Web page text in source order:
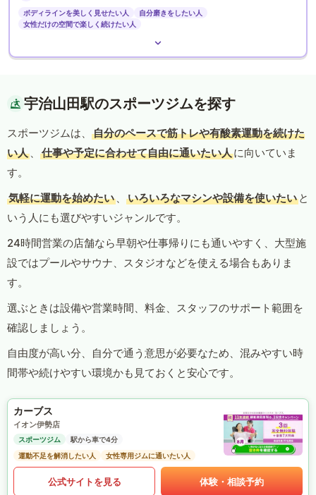
ボディラインを美しく見せたい人
自分磨きをしたい人
女性だけの空間で楽しく続けたい人
宇治山田駅のスポーツジムを探す
スポーツジムは、
自分のペースで筋トレや有酸素運動を続けた
い人 、 仕事や予定に合わせて自由に通いたい人に向いていま
す。
気軽に運動を始めたい 、 いろいろなマシンや設備を使いたい と
いう人にも選びやすいジャンルです。
24時間営業の店舗なら早朝や仕事帰りにも通いやすく、大型施
設ではプールやサウナ、スタジオなどを使える場合もありま
す。
選ぶときは設備や営業時間、料金、スタッフのサポート範囲を
確認しましょう。
自由度が高い分、自分で通う意思が必要なため、混みやすい時
間帯や続けやすい環境かも見ておくと安心です。
カーブス
イオン伊勢店
スポーツジム
駅から車で4分
運動不足を解消したい人
女性専用ジムに通いたい人
公式サイトを見る 体験・相談予約